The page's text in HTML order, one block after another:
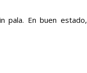
pala. En buen estado,